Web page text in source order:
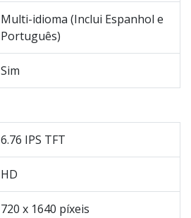
Multi-idioma (Inclui Espanhol e
Português)
Sim
6.76 IPS TFT
HD
720 x 1640 píxeis